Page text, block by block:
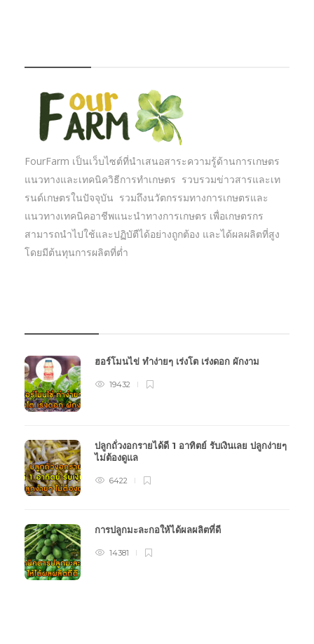
FourFarm เป็นเว็บไซต์ที่นำเสนอสาระความรู้ด้านการเกษตร
แนวทางและเทคนิควิธีการทำเกษตร รวบรวมข่าวสารและเท
รนด์เกษตรในปัจจุบัน รวมถึงนวัตกรรมทางการเกษตรและ
แนวทางเทคนิคอาชีพแนะนำทางการเกษตร เพื่อเกษตรกร
สามารถนำไปใช้และปฏิบัตืได้อย่างถูกต้อง และได้ผลผลิตที่สูง
โดยมีต้นทุนการผลิตที่ต่ำ
ฮอร์โมนไข่ ทำง่ายๆ เร่งโต เร่งดอก ผักงาม
19432
ปลูกถั่วงอกรายได้ดี 1 อาทิตย์ รับเงินเลย ปลูกง่ายๆ
ไม่ต้องดูแล
6422
การปลูกมะละกอให้ได้ผลผลิตที่ดี
14381